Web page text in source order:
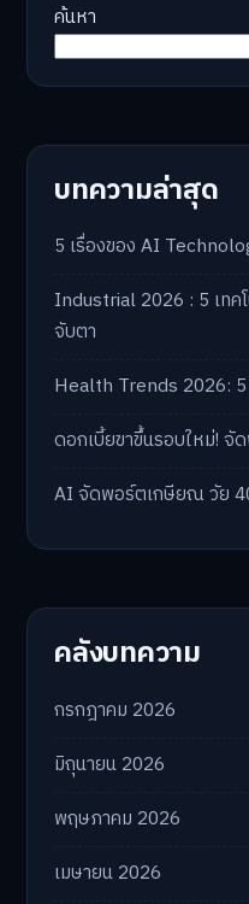
ค้นหา
บทความล่าสุด
5 เรื่องของ AI
Industrial 2026 : 5 เทค
จับตา
Health Trends 2026: 5
ดอกเบี้ยขาขึ้นรอบใหม่!
AI จัดพอร์ตเกษียณ วัย
คลังบทความ
กรกฎาคม 2026
มิถุนายน 2026
พฤษภาคม 2026
เมษายน 2026